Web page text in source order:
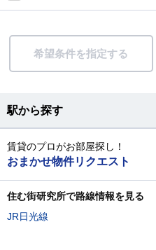
希望条件を指定する
駅から探す
賃貸のプロがお部屋探し！
おまかせ物件リクエスト
住む街研究所で路線情報を見る
JR日光線